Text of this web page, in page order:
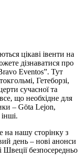
цікаві івенти на
дізнаватися про
Eventos”. Тут
Гетеборзі,
сучасної та
що необхідне для
– Göta Lejon,
на нашу сторінку з
день – нові анонси
Швеції безпосередньо